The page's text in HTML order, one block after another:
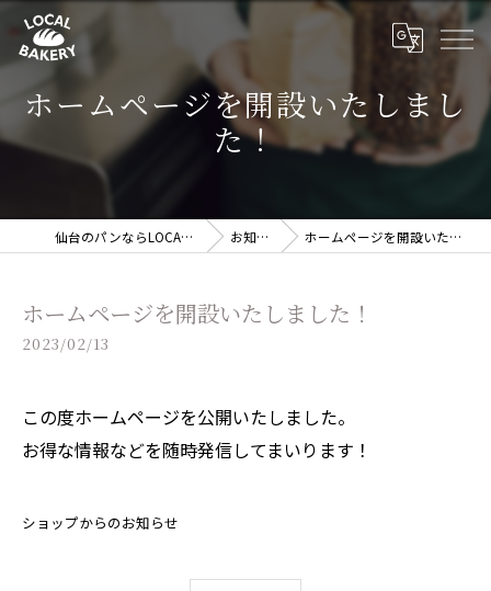
ホームページを開設いたしまし
た！
仙台のパンならLOCAL BAKERY お知らせ ホームページを開設いたしました！
ホームページを開設いたしました！
2023/02/13
この度ホームページを公開いたしました。
お得な情報などを随時発信してまいります！
ショップからのお知らせ